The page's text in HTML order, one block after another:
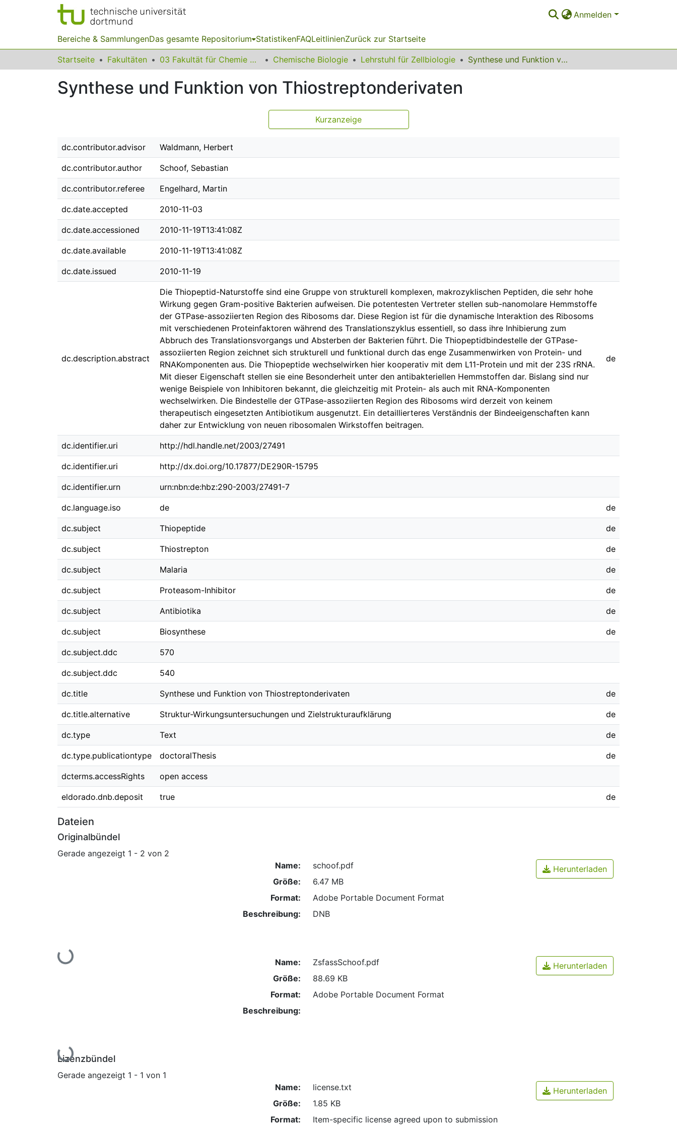
Anmelden
Bereiche & SammlungenDas gesamte Repositorium StatistikenFAQLeitlinienZurück zur Startseite
Startseite Fakultäten 03 Fakultät für Chemie und Chemische Biologie Chemische Biologie Lehrstuhl für Zellbiologie Synthese und Funktion von Thiostreptonderivaten
Synthese und Funktion von Thiostreptonderivaten
Kurzanzeige
dc.contributor.advisor Waldmann, Herbert
dc.contributor.author Schoof, Sebastian
dc.contributor.referee Engelhard, Martin
dc.date.accepted 2010-11-03
dc.date.accessioned 2010-11-19T13:41:08Z
dc.date.available 2010-11-19T13:41:08Z
dc.date.issued 2010-11-19
dc.description.abstract
Die Thiopeptid-Naturstoffe sind eine Gruppe von strukturell komplexen, makrozyklischen Peptiden, die sehr hohe
Wirkung gegen Gram-positive Bakterien aufweisen. Die potentesten Vertreter stellen sub-nanomolare Hemmstoffe
der GTPase-assoziierten Region des Ribosoms dar. Diese Region ist für die dynamische Interaktion des Ribosoms
mit verschiedenen Proteinfaktoren während des Translationszyklus essentiell, so dass ihre Inhibierung zum
Abbruch des Translationsvorgangs und Absterben der Bakterien führt. Die Thiopeptidbindestelle der GTPase-
assoziierten Region zeichnet sich strukturell und funktional durch das enge Zusammenwirken von Protein- und
RNAKomponenten aus. Die Thiopeptide wechselwirken hier kooperativ mit dem L11-Protein und mit der 23S rRNA.
Mit dieser Eigenschaft stellen sie eine Besonderheit unter den antibakteriellen Hemmstoffen dar. Bislang sind nur
wenige Beispiele von Inhibitoren bekannt, die gleichzeitig mit Protein- als auch mit RNA-Komponenten
wechselwirken. Die Bindestelle der GTPase-assoziierten Region des Ribosoms wird derzeit von keinem
therapeutisch eingesetzten Antibiotikum ausgenutzt. Ein detaillierteres Verständnis der Bindeeigenschaften kann
daher zur Entwicklung von neuen ribosomalen Wirkstoffen beitragen.
de
dc.identifier.uri http://hdl.handle.net/2003/27491
dc.identifier.uri http://dx.doi.org/10.17877/DE290R-15795
dc.identifier.urn urn:nbn:de:hbz:290-2003/27491-7
dc.language.iso de de
dc.subject Thiopeptide de
dc.subject Thiostrepton de
dc.subject Malaria de
dc.subject Proteasom-Inhibitor de
dc.subject Antibiotika de
dc.subject Biosynthese de
dc.subject.ddc 570
dc.subject.ddc 540
dc.title Synthese und Funktion von Thiostreptonderivaten de
dc.title.alternative Struktur-Wirkungsuntersuchungen und Zielstrukturaufklärung de
dc.type Text de
dc.type.publicationtype doctoralThesis de
dcterms.accessRights open access
eldorado.dnb.deposit true de
Dateien
Originalbündel
Gerade angezeigt 1 - 2 von 2
Lade...
Name:
schoof.pdf
Größe:
6.47 MB
Format:
Adobe Portable Document Format
Beschreibung:
DNB
Herunterladen
Lade...
Name:
ZsfassSchoof.pdf
Größe:
88.69 KB
Format:
Adobe Portable Document Format
Beschreibung:
Herunterladen
Lizenzbündel
Gerade angezeigt 1 - 1 von 1
Name:
license.txt
Größe:
1.85 KB
Format:
Item-specific license agreed upon to submission
Herunterladen